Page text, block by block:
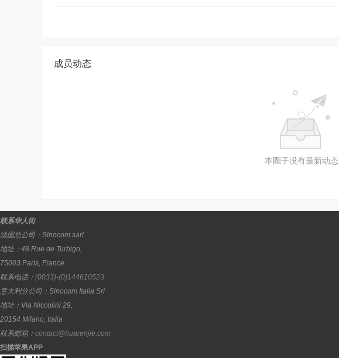
成员动态
本圈子没有最新动态
联系华人街
法国总公司： Sinocom sarl
地址： 48 Rue de Turbigo,
75003 Paris, France
联系电话： (0033)-(0)144610523
意大利分公司： Sinocom Italia Srl
地址： Via Niccolini 29,
20154 Milano, Italia
联系邮箱： contact@huarenjie.com
扫描苹果APP